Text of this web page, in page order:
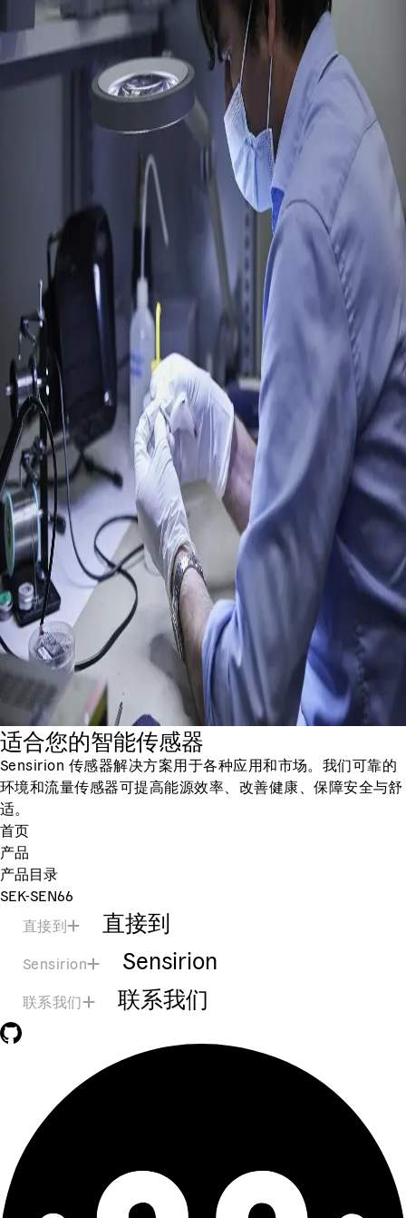
适合您的智能传感器
Sensirion 传感器解决方案用于各种应用和市场。我们可靠的
环境和流量传感器可提高能源效率、改善健康、保障安全与舒
适。
首页
产品
产品目录
SEK-SEN66
直接到
直接到
Sensirion Sensirion
联系我们 联系我们